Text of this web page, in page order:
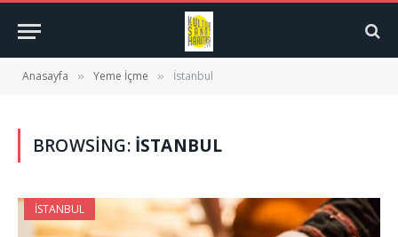
Anasayfa » Yeme İçme » İstanbul
BROWSING: İSTANBUL
İSTANBUL